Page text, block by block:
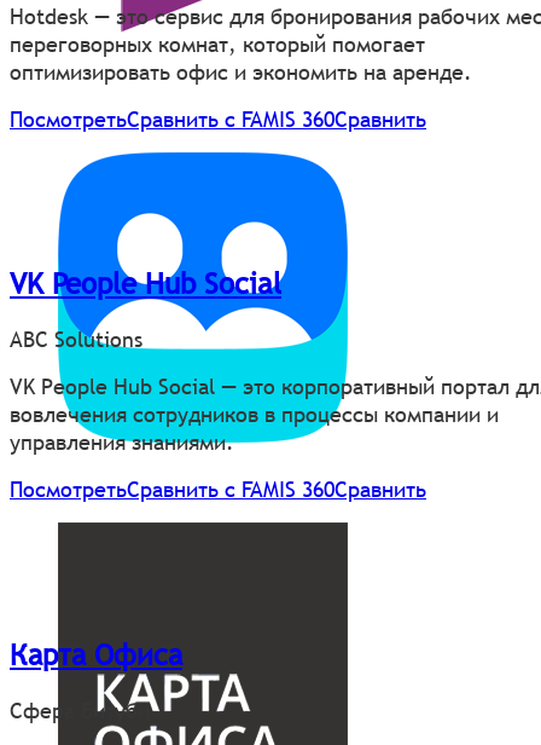
Hotdesk — это сервис для бронирования рабочих
переговорных комнат, который помогает
оптимизировать офис и экономить на аренде.
ПосмотретьСравнить с FAMIS 360Сравнить
VK People Hub Social
ABC Solutions
VK People Hub Social — это корпоративный портал
вовлечения сотрудников в процессы компании и
управления знаниями.
ПосмотретьСравнить с FAMIS 360Сравнить
Карта Офиса
Сфера Битуби